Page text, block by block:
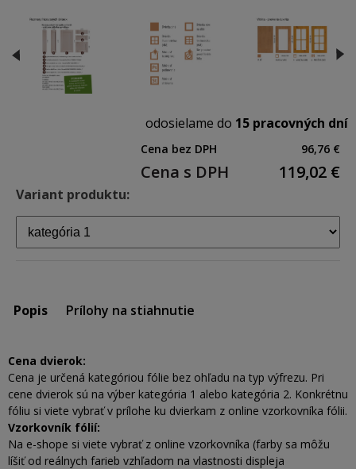
odosielame do 15 pracovných dní
Cena bez DPH 96,76 €
Cena s DPH 119,02 €
Variant produktu:
Popis Prílohy na stiahnutie
Cena dvierok:
Cena je určená kategóriou fólie bez ohľadu na typ výfrezu. Pri
cene dvierok sú na výber kategória 1 alebo kategória 2. Konkrétnu
fóliu si viete vybrať v prílohe ku dvierkam z online vzorkovníka fólii.
Vzorkovník fólií:
Na e-shope si viete vybrať z online vzorkovníka (farby sa môžu
líšiť od reálnych farieb vzhľadom na vlastnosti displeja